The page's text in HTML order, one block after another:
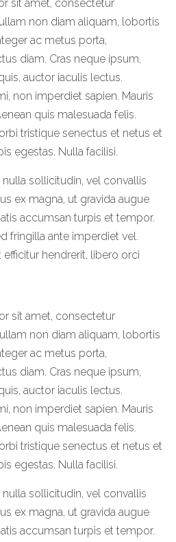
sit amet, consectetur
non diam aliquam, lobortis
ac metus porta,
diam. Cras neque ipsum,
auctor iaculis lectus.
non imperdiet sapien. Mauris
quis malesuada felis.
tristique senectus et netus et
egestas. Nulla facilisi.
sollicitudin, vel convallis
ex magna, ut gravida augue
accumsan turpis et tempor.
fringilla ante imperdiet vel.
hendrerit, libero orci
sit amet, consectetur
non diam aliquam, lobortis
ac metus porta,
diam. Cras neque ipsum,
auctor iaculis lectus.
non imperdiet sapien. Mauris
quis malesuada felis.
tristique senectus et netus et
egestas. Nulla facilisi.
sollicitudin, vel convallis
ex magna, ut gravida augue
accumsan turpis et tempor.